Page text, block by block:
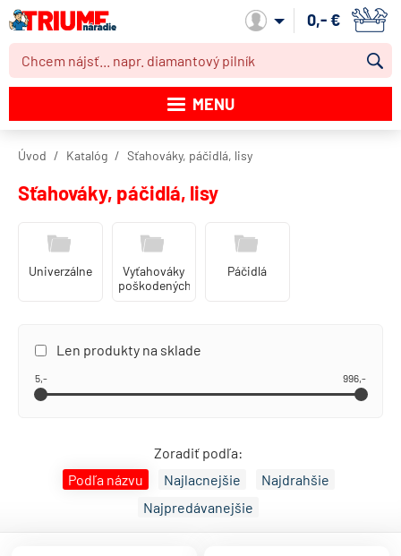
Môj účet
0,- €
MENU
Obchodné podmienky
Úvod Katalóg Sťahováky, páčidlá, lisy
Sťahováky, páčidlá, lisy
Univerzálne
Vyťahováky
poškodených
Páčidlá
Len produkty na sklade
5,- 996,-
Zoradiť podľa:
Podľa názvu
Najlacnejšie
Najdrahšie
Najpredávanejšie